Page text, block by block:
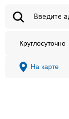
Круглосуточно
На карте